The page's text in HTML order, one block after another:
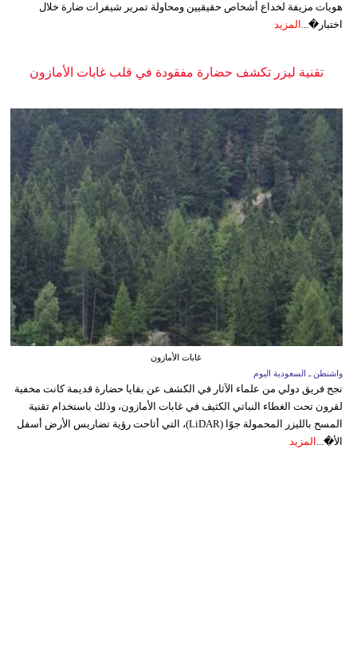
هويات مزيفة لخداع أشخاص حقيقيين ومحاولة تمرير شيفرات ضارة خلال
اختبار�... المزيد
تقنية ليزر تكشف حضارة مفقودة في قلب غابات الأمازون
غابات الأمازون
واشنطن ـ السعودية اليوم
نجح فريق دولي من علماء الآثار في الكشف عن بقايا حضارة قديمة كانت مخفية
لقرون تحت الغطاء النباتي الكثيف في غابات الأمازون، وذلك باستخدام تقنية
المسح بالليزر المحمولة جوًا (LiDAR)، التي أتاحت رؤية تضاريس الأرض أسفل
الأ�... المزيد